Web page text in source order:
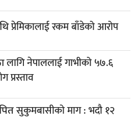
प्रेमिकालाई रकम बाँडेको आरोप
लागि नेपाललाई गाभीको ५७.६
प्रस्ताव
सुकुमबासीको माग : भदौ १२